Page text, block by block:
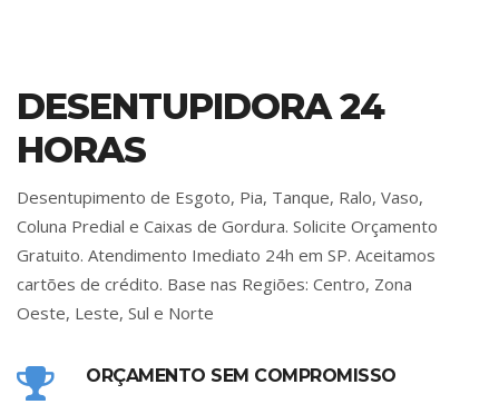
DESENTUPIDORA 24
HORAS
Desentupimento de Esgoto, Pia, Tanque, Ralo, Vaso,
Coluna Predial e Caixas de Gordura. Solicite Orçamento
Gratuito. Atendimento Imediato 24h em SP. Aceitamos
cartões de crédito. Base nas Regiões: Centro, Zona
Oeste, Leste, Sul e Norte
ORÇAMENTO SEM COMPROMISSO